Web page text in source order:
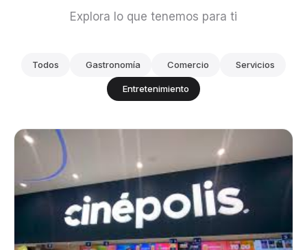
Explora lo que tenemos para ti
Todos Gastronomía Comercio Servicios
Entretenimiento